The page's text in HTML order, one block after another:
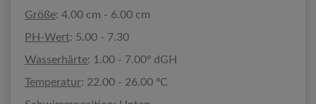
Größe: 4.00 cm - 6.00 cm
PH-Wert: 5.00 - 7.30
Wasserhärte: 1.00 - 7.00º dGH
Temperatur: 22.00 - 26.00 ºC